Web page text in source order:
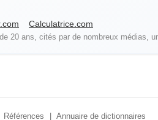
Calculatrice.com
20 ans, cités par de nombreux médias,
Références Annuaire de dictionnaires